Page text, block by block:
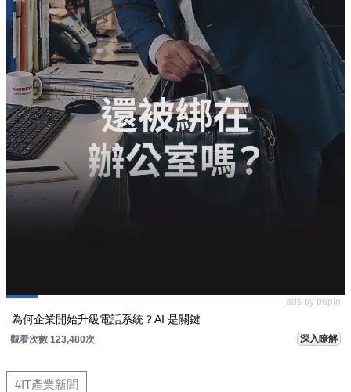
ads by popIn
為何企業開始升級電話系統？AI 是關鍵
觀看次數 123,480次 深入瞭解
#IT產業新聞